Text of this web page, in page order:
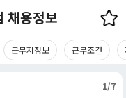
채용정보
근무지정보 근무조건
1/7